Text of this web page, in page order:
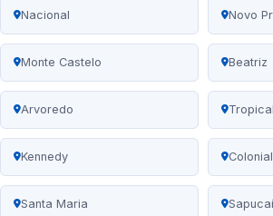
Nacional Novo
Monte Castelo Beatriz
Arvoredo Tropical
Kennedy Colonial
Santa Maria